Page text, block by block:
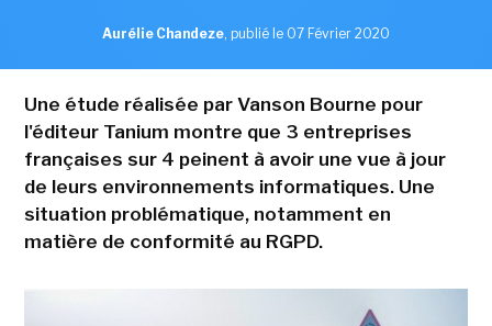
Aurélie Chandeze, publié le 07 Février 2020
Une étude réalisée par Vanson Bourne pour
l'éditeur Tanium montre que 3 entreprises
françaises sur 4 peinent à avoir une vue à jour
de leurs environnements informatiques. Une
situation problématique, notamment en
matière de conformité au RGPD.